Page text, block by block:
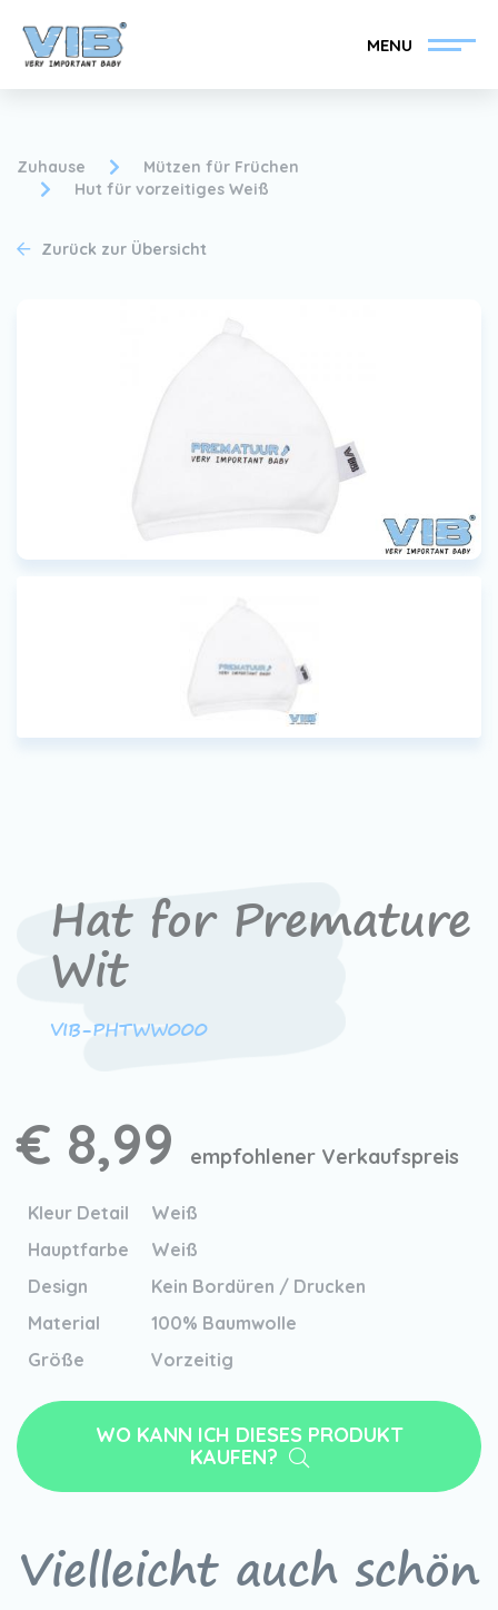
MENU
VIB®-Händler werden
VIB®-Händler werden
Zuhause
Mützen für Früchen
Hut für vorzeitiges Weiß
Zurück zur Übersicht
Hat for Premature
Wit
VIB-PHTWW000
€ 8,99 empfohlener Verkaufspreis
Kleur Detail
Weiß
Hauptfarbe
Weiß
Design
Kein Bordüren / Drucken
Material
100% Baumwolle
Größe
Vorzeitig
WO KANN ICH DIESES PRODUKT
KAUFEN?
Vielleicht auch schön